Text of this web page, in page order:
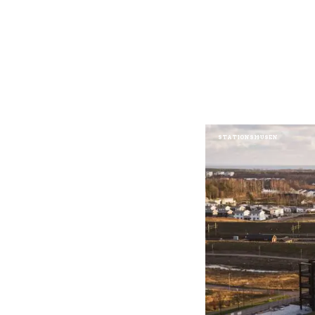
STATIONSHUSEN